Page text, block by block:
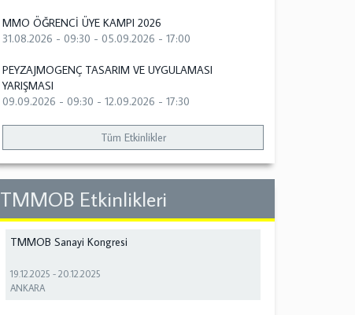
MMO ÖĞRENCİ ÜYE KAMPI 2026
31.08.2026 - 09:30 -05.09.2026 - 17:00
PEYZAJMOGENÇ TASARIM VE UYGULAMASI
YARIŞMASI
09.09.2026 - 09:30 -12.09.2026 - 17:30
Tüm Etkinlikler
TMMOB Etkinlikleri
TMMOB Sanayi Kongresi
19.12.2025 -20.12.2025
ANKARA